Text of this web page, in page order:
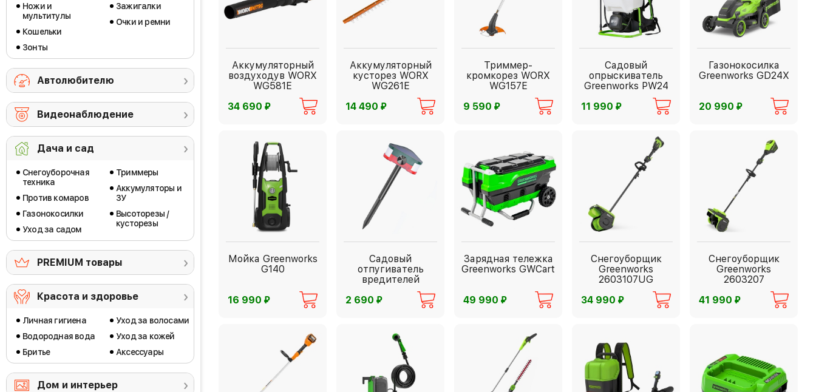
Ножи и
мультитулы
Кошельки
Зонты
Зажигалки
Очки и ремни
Автолюбителю
Видеонаблюдение
Дача и сад
Снегоуборочная
техника
Против комаров
Газонокосилки
Уход за садом
Триммеры
Аккумуляторы и
ЗУ
Высоторезы /
кусторезы
PREMIUM товары
Красота и здоровье
Личная гигиена
Водородная вода
Бритье
Уход за волосами
Уход за кожей
Аксессуары
Дом и интерьер
Аккумуляторный
воздуходув WORX
WG581E
34 690 ⃏
Аккумуляторный
кусторез WORX
WG261E
14 490 ⃏
Триммер-
кромкорез WORX
WG157E
9 590 ⃏
Садовый
опрыскиватель
Greenworks PW24
11 990 ⃏
Газонокосилка
Greenworks GD24X
20 990 ⃏
Мойка Greenworks
G140
16 990 ⃏
Садовый
отпугиватель
вредителей
2 690 ⃏
Зарядная тележка
Greenworks GWCart
49 990 ⃏
Снегоуборщик
Greenworks
2603107UG
34 990 ⃏
Снегоуборщик
Greenworks
2603207
41 990 ⃏